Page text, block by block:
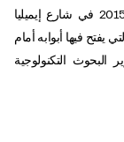
وكان قد تم افتتاح هذا المركز الهندسي في سبتمبر 2015 في شارع إيميليا
يفتح فيها أبوابه أمام
التكنولوجية